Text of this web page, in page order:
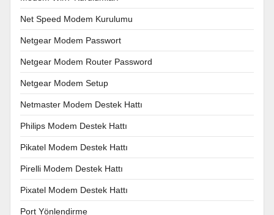
Net Speed Modem Kurulumu
Netgear Modem Passwort
Netgear Modem Router Password
Netgear Modem Setup
Netmaster Modem Destek Hattı
Philips Modem Destek Hattı
Pikatel Modem Destek Hattı
Pirelli Modem Destek Hattı
Pixatel Modem Destek Hattı
Port Yönlendirme